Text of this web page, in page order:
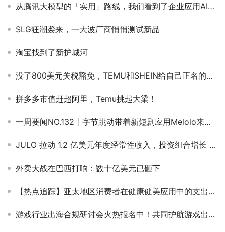
从腾讯大模型的「实用」路线，我们看到了企业应用AI的新方向
SLG狂潮袭来，一大波厂商悄悄测试新品
淘宝找到了新护城河
没了800美元关税豁免，TEMU和SHEIN给自己正名的时候到了
拼多多市值赶超阿里，Temu挑起大梁！
一周要闻NO.132丨字节跳动带着新短剧应用Melolo来了；TEMU开年新动作！广告功能将上线；英伟达开源世界大模型
JULO 拉动 1.2 亿美元年度经常性收入，投资组合增长 50%，报告盈利
外卖大战在巴西打响：数十亿美元已砸下
【热点追踪】亚太地区消费者在健康健美应用中的支出增加了 35% 以上
游戏行业出海合规研讨会火热报名中！共同护航游戏出海之路！